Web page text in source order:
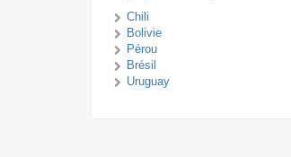
Chili
Bolivie
Pérou
Brésil
Uruguay